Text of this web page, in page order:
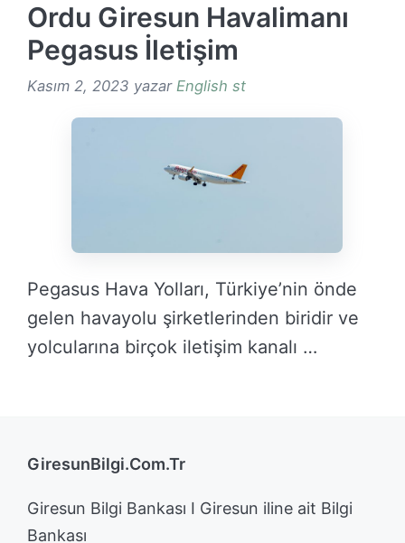
Ordu Giresun Havalimanı
Pegasus İletişim
Kasım 2, 2023 yazar English st
Pegasus Hava Yolları, Türkiye’nin önde
gelen havayolu şirketlerinden biridir ve
yolcularına birçok iletişim kanalı …
GiresunBilgi.Com.Tr
Giresun Bilgi Bankası I Giresun iline ait Bilgi
Bankası